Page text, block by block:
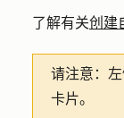
了解有关创建
请注意：
卡片。